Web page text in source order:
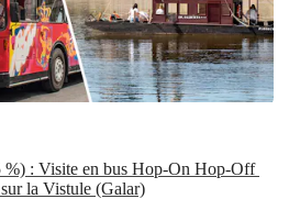
%) : Visite en bus Hop-On Hop-Off
la Vistule (Galar)